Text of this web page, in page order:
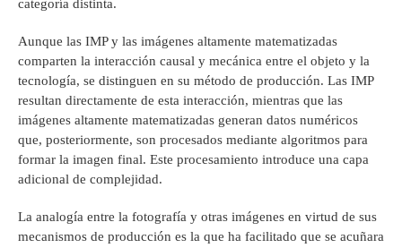
categoría distinta.
Aunque las IMP y las imágenes altamente matematizadas
comparten la interacción causal y mecánica entre el objeto y la
tecnología, se distinguen en su método de producción. Las IMP
resultan directamente de esta interacción, mientras que las
imágenes altamente matematizadas generan datos numéricos
que, posteriormente, son procesados mediante algoritmos para
formar la imagen final. Este procesamiento introduce una capa
adicional de complejidad.
La analogía entre la fotografía y otras imágenes en virtud de sus
mecanismos de producción es la que ha facilitado que se acuñara